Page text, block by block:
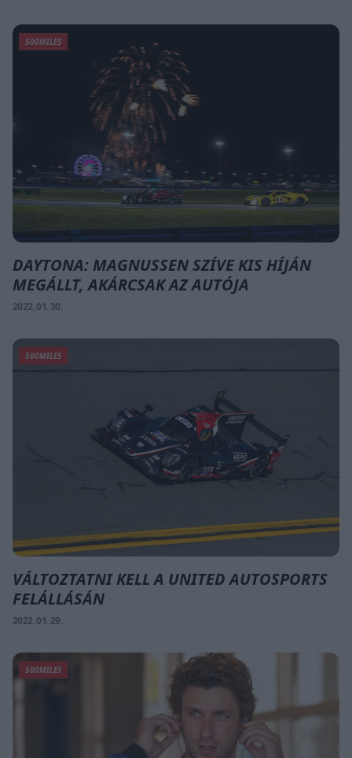
500MILES
DAYTONA: MAGNUSSEN SZÍVE KIS HÍJÁN
MEGÁLLT, AKÁRCSAK AZ AUTÓJA
2022. 01. 30.
500MILES
VÁLTOZTATNI KELL A UNITED AUTOSPORTS
FELÁLLÁSÁN
2022. 01. 29.
500MILES